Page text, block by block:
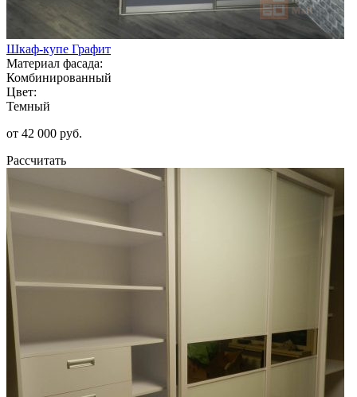
Шкаф-купе Графит
Материал фасада:
Комбинированный
Цвет:
Темный
от 42 000 руб.
Рассчитать